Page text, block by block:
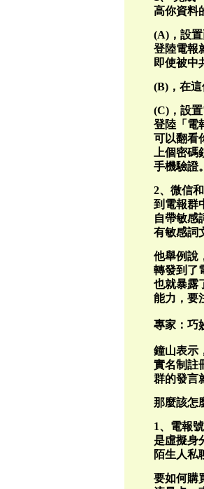
高你資料
(A)，設
登陸電報
即使被中
(B)，在
(C)，設
登陸「電
可以翻看
上個密
手機驗證。
2、微信
到電報群
自帶敏感
有敏感詞
他舉例說
轉發到了
也就暴露
能力，要
專家：巧
鐘山表示
實名制註
群的發言
那麼該怎
1、電報
是虛擬身
陌生人私
要如何購